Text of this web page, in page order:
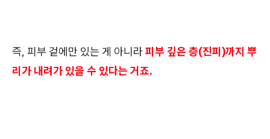
즉, 피부 겉에만 있는 게 아니라피부 깊은 층(진피)까지 뿌
리가 내려가 있을 수 있다는 거죠.